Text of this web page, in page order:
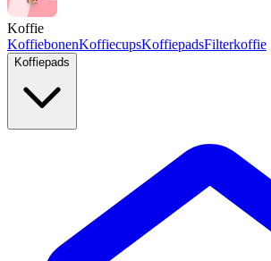
Koffie
KoffiebonenKoffiecupsKoffiepadsFilterkoffie
Koffiepads